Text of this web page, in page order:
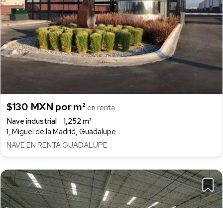
$130 MXN por m² en renta
Nave industrial
1,252 m²
1, Miguel de la Madrid, Guadalupe
NAVE EN RENTA GUADALUPE